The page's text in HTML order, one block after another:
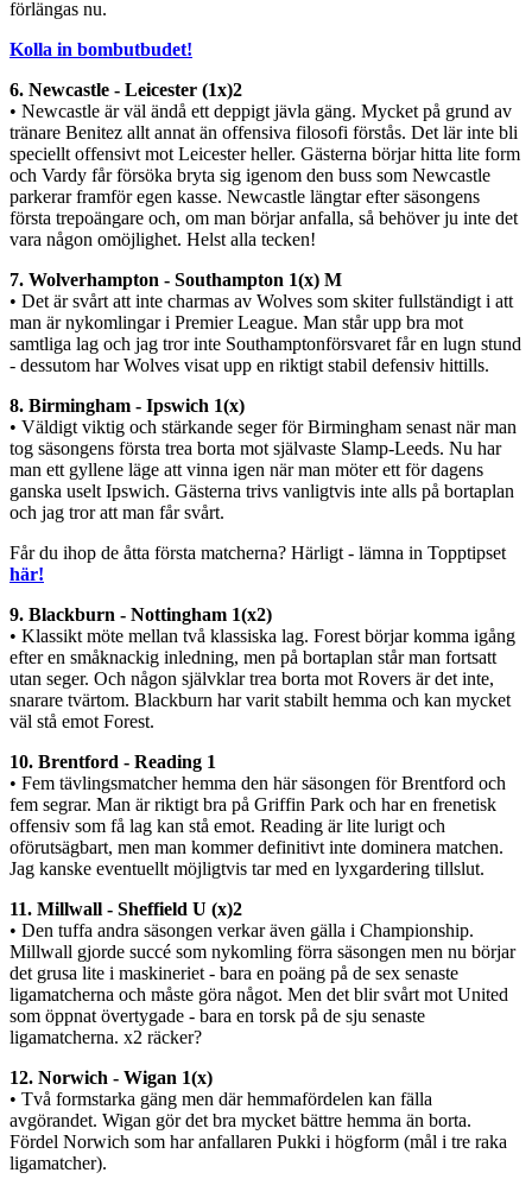
förlängas nu.
Kolla in bombutbudet!
6. Newcastle - Leicester (1x)2
• Newcastle är väl ändå ett deppigt jävla gäng. Mycket på grund av
tränare Benitez allt annat än offensiva filosofi förstås. Det lär inte bli
speciellt offensivt mot Leicester heller. Gästerna börjar hitta lite form
och Vardy får försöka bryta sig igenom den buss som Newcastle
parkerar framför egen kasse. Newcastle längtar efter säsongens
första trepoängare och, om man börjar anfalla, så behöver ju inte det
vara någon omöjlighet. Helst alla tecken!
7. Wolverhampton - Southampton 1(x) M
• Det är svårt att inte charmas av Wolves som skiter fullständigt i att
man är nykomlingar i Premier League. Man står upp bra mot
samtliga lag och jag tror inte Southamptonförsvaret får en lugn stund
- dessutom har Wolves visat upp en riktigt stabil defensiv hittills.
8. Birmingham - Ipswich 1(x)
• Väldigt viktig och stärkande seger för Birmingham senast när man
tog säsongens första trea borta mot självaste Slamp-Leeds. Nu har
man ett gyllene läge att vinna igen när man möter ett för dagens
ganska uselt Ipswich. Gästerna trivs vanligtvis inte alls på bortaplan
och jag tror att man får svårt.
Får du ihop de åtta första matcherna? Härligt - lämna in Topptipset
här!
9. Blackburn - Nottingham 1(x2)
• Klassikt möte mellan två klassiska lag. Forest börjar komma igång
efter en småknackig inledning, men på bortaplan står man fortsatt
utan seger. Och någon självklar trea borta mot Rovers är det inte,
snarare tvärtom. Blackburn har varit stabilt hemma och kan mycket
väl stå emot Forest.
10. Brentford - Reading 1
• Fem tävlingsmatcher hemma den här säsongen för Brentford och
fem segrar. Man är riktigt bra på Griffin Park och har en frenetisk
offensiv som få lag kan stå emot. Reading är lite lurigt och
oförutsägbart, men man kommer definitivt inte dominera matchen.
Jag kanske eventuellt möjligtvis tar med en lyxgardering tillslut.
11. Millwall - Sheffield U (x)2
• Den tuffa andra säsongen verkar även gälla i Championship.
Millwall gjorde succé som nykomling förra säsongen men nu börjar
det grusa lite i maskineriet - bara en poäng på de sex senaste
ligamatcherna och måste göra något. Men det blir svårt mot United
som öppnat övertygade - bara en torsk på de sju senaste
ligamatcherna. x2 räcker?
12. Norwich - Wigan 1(x)
• Två formstarka gäng men där hemmafördelen kan fälla
avgörandet. Wigan gör det bra mycket bättre hemma än borta.
Fördel Norwich som har anfallaren Pukki i högform (mål i tre raka
ligamatcher).